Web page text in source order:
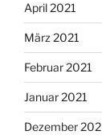
April 2021
März 2021
Februar 2021
Januar 2021
Dezember